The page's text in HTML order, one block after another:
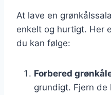
At lave en
enkelt og hurtigt. Her
du kan følge:
Forbered
grundigt. Fjern